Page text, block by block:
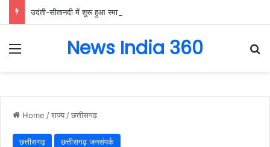
Menu News India 360
Home /राज्य /छत्तीसगढ़
छत्तीसगढ़ छत्तीसगढ़ जनसंपर्क